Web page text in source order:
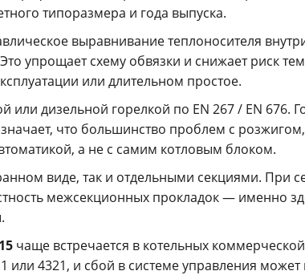
типоразмера и года выпуска.
выравнивание теплоносителя
упрощает схему обвязки и снижает риск
или длительном простое.
или дизельной горелкой по EN 267 / EN 676.
что большинство проблем с
а не с самим котловым блоком.
виде, так и отдельными секциями. При
межсекционных прокладок — именно
чаще встречается в котельных
или 4321, и сбой в системе управления